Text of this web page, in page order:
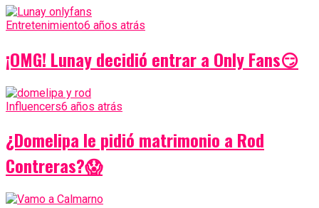
Entretenimiento6 años atrás
¡OMG! Lunay decidió entrar a Only Fans😏
Influencers6 años atrás
¿Domelipa le pidió matrimonio a Rod
Contreras?😱